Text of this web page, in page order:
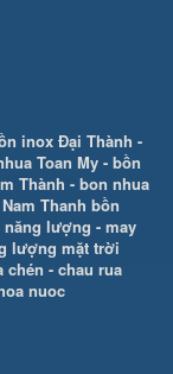
inox Đại Thành -
Toan My - bồn
Thành - bon nhua
Thanh bồn
năng lượng - may
lượng mặt trời
chén - chau rua
nuoc